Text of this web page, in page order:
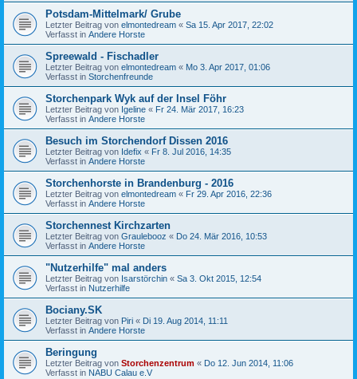
Potsdam-Mittelmark/ Grube
Letzter Beitrag von elmontedream « Sa 15. Apr 2017, 22:02
Verfasst in Andere Horste
Spreewald - Fischadler
Letzter Beitrag von elmontedream « Mo 3. Apr 2017, 01:06
Verfasst in Storchenfreunde
Storchenpark Wyk auf der Insel Föhr
Letzter Beitrag von Igeline « Fr 24. Mär 2017, 16:23
Verfasst in Andere Horste
Besuch im Storchendorf Dissen 2016
Letzter Beitrag von Idefix « Fr 8. Jul 2016, 14:35
Verfasst in Andere Horste
Storchenhorste in Brandenburg - 2016
Letzter Beitrag von elmontedream « Fr 29. Apr 2016, 22:36
Verfasst in Andere Horste
Storchennest Kirchzarten
Letzter Beitrag von Graulebooz « Do 24. Mär 2016, 10:53
Verfasst in Andere Horste
"Nutzerhilfe" mal anders
Letzter Beitrag von Isarstörchin « Sa 3. Okt 2015, 12:54
Verfasst in Nutzerhilfe
Bociany.SK
Letzter Beitrag von Piri « Di 19. Aug 2014, 11:11
Verfasst in Andere Horste
Beringung
Letzter Beitrag von Storchenzentrum « Do 12. Jun 2014, 11:06
Verfasst in NABU Calau e.V